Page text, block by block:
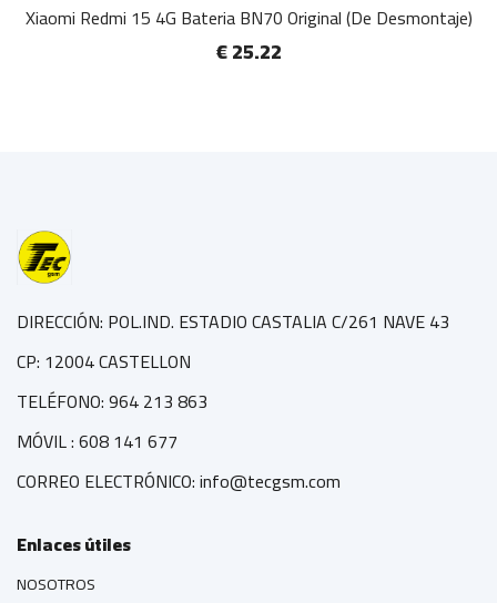
Xiaomi Redmi 15 4G Bateria BN70 Original (De Desmontaje)
€ 25.22
DIRECCIÓN: POL.IND. ESTADIO CASTALIA C/261 NAVE 43
CP: 12004 CASTELLON
TELÉFONO: 964 213 863
MÓVIL : 608 141 677
CORREO ELECTRÓNICO: info@tecgsm.com
Enlaces útiles
NOSOTROS